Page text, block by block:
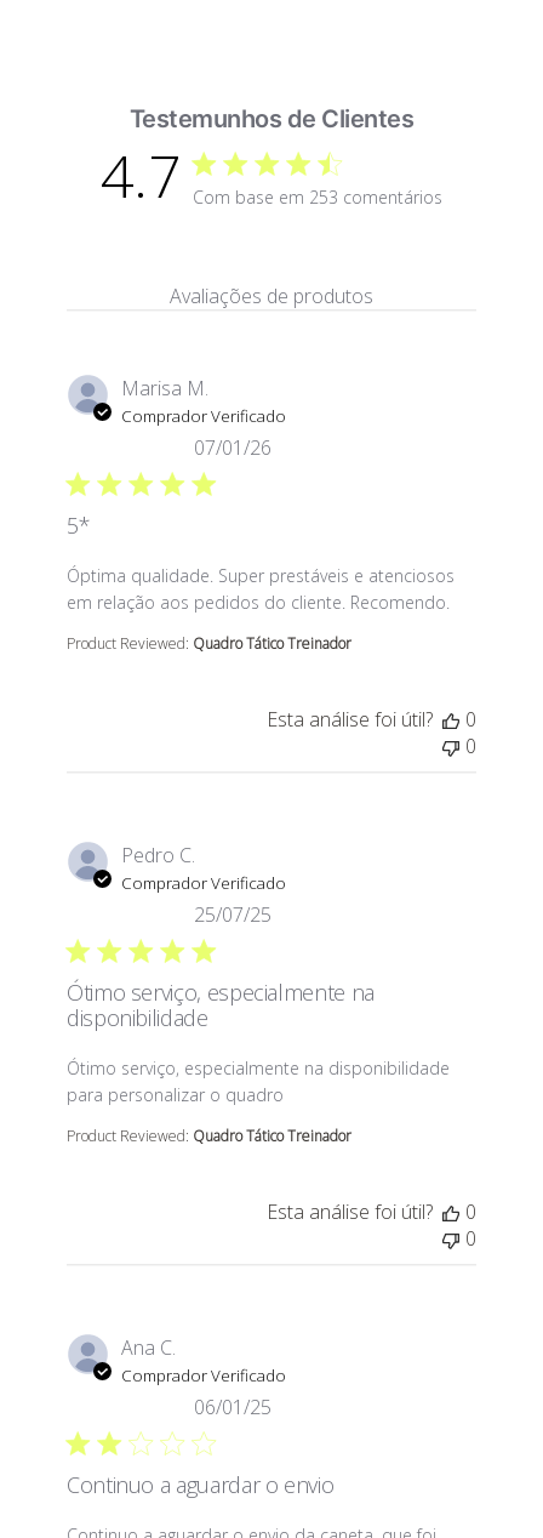
Testemunhos de Clientes
4.7 Avaliação de 4.7 estrela(s)
Com base em 253 comentários
Avaliações de produtos
Marisa M.
Comprador Verificado
5*
Óptima qualidade. Super prestáveis e atenciosos
em relação aos pedidos do cliente. Recomendo.
read more about review content Óptima qualidade.
Product Reviewed: Quadro Tático Treinador
07/01/26
Esta análise foi útil?
0
0
Pedro C.
Comprador Verificado
Ótimo serviço, especialmente na
disponibilidade
Ótimo serviço, especialmente na disponibilidade
para personalizar o quadro
read more about review content Ótimo serviço,
Product Reviewed: Quadro Tático Treinador
25/07/25
Esta análise foi útil?
0
0
Ana C.
Comprador Verificado
Continuo a aguardar o envio
06/01/25